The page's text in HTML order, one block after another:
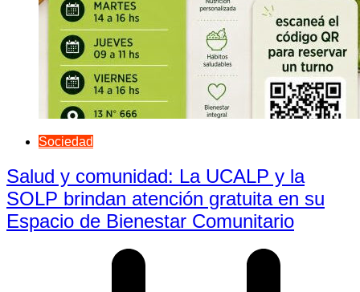
Sociedad
Salud y comunidad: La UCALP y la
SOLP brindan atención gratuita en su
Espacio de Bienestar Comunitario